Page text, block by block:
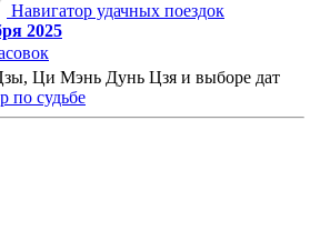
Навигатор удачных поездок
2025
Ци Мэнь Дунь Цзя и выборе дат